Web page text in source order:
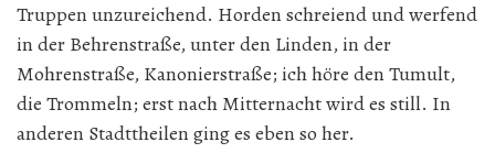
Truppen unzureichend. Horden schreiend und werfend
in der Behrenstraße, unter den Linden, in der
Mohrenstraße, Kanonierstraße; ich höre den Tumult,
die Trommeln; erst nach Mitternacht wird es still. In
anderen Stadttheilen ging es eben so her.